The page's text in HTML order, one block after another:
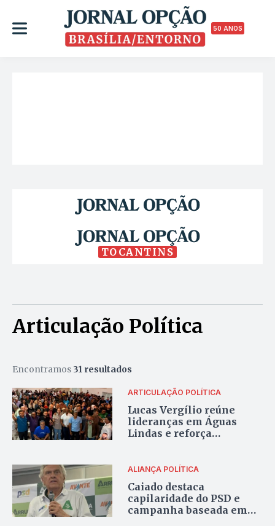
50 ANOS
TOCANTINS
Articulação Política
Encontramos 31 resultados
ARTICULAÇÃO POLÍTICA
Lucas Vergílio reúne
lideranças em Águas
Lindas e reforça
ALIANÇA POLÍTICA
Caiado destaca
capilaridade do PSD e
campanha baseada em